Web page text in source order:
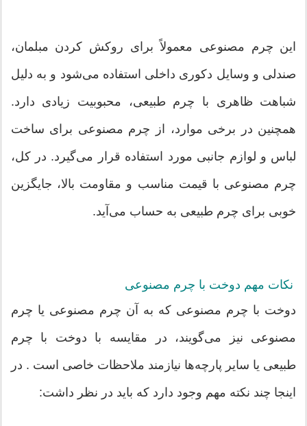
این چرم مصنوعی معمولاً برای روکش کردن مبلمان،
صندلی و وسایل دکوری داخلی استفاده می‌شود و به دلیل
شباهت ظاهری با چرم طبیعی، محبوبیت زیادی دارد.
همچنین در برخی موارد، از چرم مصنوعی برای ساخت
لباس و لوازم جانبی مورد استفاده قرار می‌گیرد. در کل،
چرم مصنوعی با قیمت مناسب و مقاومت بالا، جایگزین
خوبی برای چرم طبیعی به حساب می‌آید.
نکات مهم دوخت با چرم مصنوعی
دوخت با چرم مصنوعی که به آن چرم مصنوعی یا چرم
مصنوعی نیز می‌گویند، در مقایسه با دوخت با چرم
طبیعی یا سایر پارچه‌ها نیازمند ملاحظات خاصی است . در
اینجا چند نکته مهم وجود دارد که باید در نظر داشت: